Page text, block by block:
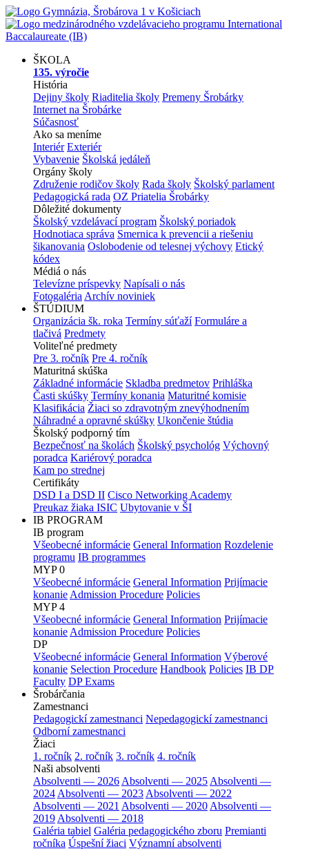
ŠKOLA
135. výročie
História
Dejiny školy Riaditelia školy Premeny Šrobárky
Internet na Šrobárke
Súčasnosť
Ako sa meníme
Interiér Exteriér
Vybavenie Školská jedáleň
Orgány školy
Združenie rodičov školy Rada školy Školský parlament
Pedagogická rada OZ Priatelia Šrobárky
Dôležité dokumenty
Školský vzdelávací program Školský poriadok
Hodnotiaca správa Smernica k prevencii a riešeniu
šikanovania Oslobodenie od telesnej výchovy Etický
kódex
Médiá o nás
Televízne príspevky Napísali o nás
Fotogaléria Archív noviniek
ŠTÚDIUM
Organizácia šk. roka Termíny súťaží Formuláre a
tlačivá Predmety
Voliteľné predmety
Pre 3. ročník Pre 4. ročník
Maturitná skúška
Základné informácie Skladba predmetov Prihláška
Časti skúšky Termíny konania Maturitné komisie
Klasifikácia Žiaci so zdravotným znevýhodnením
Náhradné a opravné skúšky Ukončenie štúdia
Školský podporný tím
Bezpečnosť na školách Školský psychológ Výchovný
poradca Kariérový poradca
Kam po strednej
Certifikáty
DSD I a DSD II Cisco Networking Academy
Preukaz žiaka ISIC Ubytovanie v ŠI
IB PROGRAM
IB program
Všeobecné informácie General Information Rozdelenie
programu IB programmes
MYP 0
Všeobecné informácie General Information Prijímacie
konanie Admission Procedure Policies
MYP 4
Všeobecné informácie General Information Prijímacie
konanie Admission Procedure Policies
DP
Všeobecné informácie General Information Výberové
konanie Selection Procedure Handbook Policies IB DP
Faculty DP Exams
Šrobárčania
Zamestnanci
Pedagogickí zamestnanci Nepedagogickí zamestnanci
Odborní zamestnanci
Žiaci
1. ročník 2. ročník 3. ročník 4. ročník
Naši absolventi
Absolventi — 2026 Absolventi — 2025 Absolventi —
2024 Absolventi — 2023 Absolventi — 2022
Absolventi — 2021 Absolventi — 2020 Absolventi —
2019 Absolventi — 2018
Galéria tabiel Galéria pedagogického zboru Premianti
ročníka Úspešní žiaci Významní absolventi